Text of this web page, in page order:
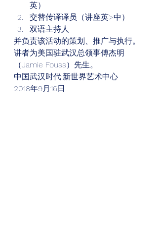
英）
交替传译译员（讲座英>中）
双语主持人
并负责该活动的策划、推广与执行。
讲者为美国驻武汉总领事傅杰明
（Jamie Fouss）先生。
中国武汉时代·新世界艺术中心
2018年9月16日